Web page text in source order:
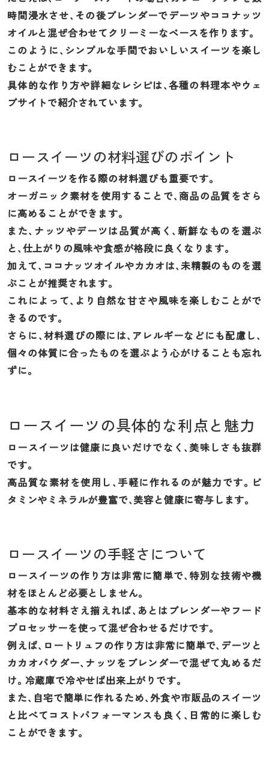
時間浸水させ、その後ブレンダーでデーツやココナッツ
オイルと混ぜ合わせてクリーミーなベースを作ります。
このように、シンプルな手間でおいしいスイーツを楽し
むことができます。
具体的な作り方や詳細なレシピは、各種の料理本やウェ
ブサイトで紹介されています。
ロースイーツの材料選びのポイント
ロースイーツを作る際の材料選びも重要です。
オーガニック素材を使用することで、商品の品質をさら
に高めることができます。
また、ナッツやデーツは品質が高く、新鮮なものを選ぶ
と、仕上がりの風味や食感が格段に良くなります。
加えて、ココナッツオイルやカカオは、未精製のものを選
ぶことが推奨されます。
これによって、より自然な甘さや風味を楽しむことがで
きるのです。
さらに、材料選びの際には、アレルギーなどにも配慮し、
個々の体質に合ったものを選ぶよう心がけることも忘れ
ずに。
ロースイーツの具体的な利点と魅力
ロースイーツは健康に良いだけでなく、美味しさも抜群
です。
高品質な素材を使用し、手軽に作れるのが魅力です。ビ
タミンやミネラルが豊富で、美容と健康に寄与します。
ロースイーツの手軽さについて
ロースイーツの作り方は非常に簡単で、特別な技術や機
材をほとんど必要としません。
基本的な材料さえ揃えれば、あとはブレンダーやフード
プロセッサーを使って混ぜ合わせるだけです。
例えば、ロートリュフの作り方は非常に簡単で、デーツと
カカオパウダー、ナッツをブレンダーで混ぜて丸めるだ
け。冷蔵庫で冷やせば出来上がりです。
また、自宅で簡単に作れるため、外食や市販品のスイーツ
と比べてコストパフォーマンスも良く、日常的に楽しむ
ことができます。